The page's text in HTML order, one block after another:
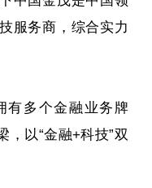
服务商，综合实力
有多个金融业务牌
，以“金融+科技”双